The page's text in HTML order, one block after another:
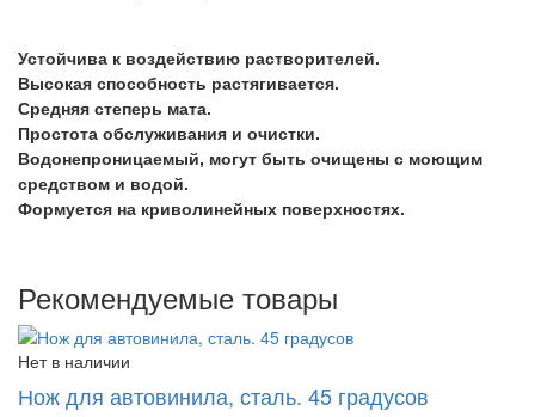
Устойчива к воздействию растворителей.
Высокая способность растягивается.
Средняя степерь мата.
Простота обслуживания и очистки.
Водонепроницаемый, могут быть очищены с моющим
средством и водой.
Формуется на криволинейных поверхностях.
Рекомендуемые товары
Нет в наличии
Нож для автовинила, сталь. 45 градусов